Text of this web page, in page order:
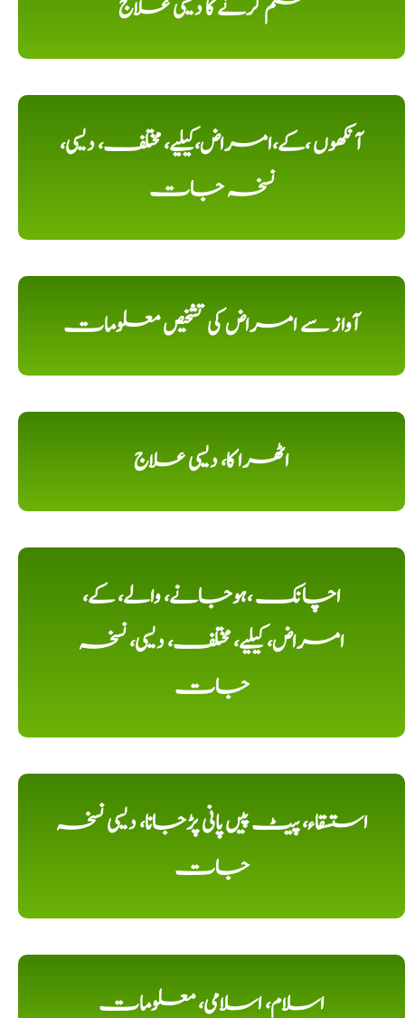
ختم کرنے کا دیسی علاج
آنکھوں ،کے،امراض،کیلیے، مختلف، دیسی،
نسخہ جات
آواز سے امراض کی تشخیص معلومات
اٹھرا کا، دیسی علاج
اچانک ،ہوجانے، والے، کے،
امراض، کیلیے، مختلف، دیسی، نسخہ
جات
استسقاء، پیٹ پیں پانی پڑجانا، دیسی نسخہ
جات
اسلام، اسلامی، معلومات